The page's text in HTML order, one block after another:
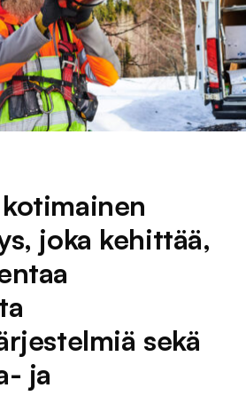
joka kehittää,
sekä
ja